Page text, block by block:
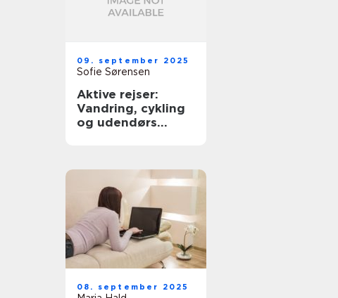
09. september 2025
Sofie Sørensen
Aktive rejser:
Vandring, cykling
og udendørs
08. september 2025